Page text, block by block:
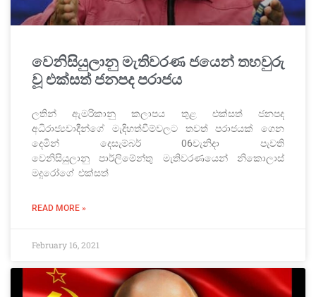
වෙනිසියුලානු මැතිවරණ ජයෙන් තහවුරු
වූ එක්සත් ජනපද පරාජය
ලතින් ඇමරිකානු කලාපය තුළ එක්සත් ජනපද
අධිරාජ්‍යවාදීන්ගේ මැදිහත්වීම්වලට තවත් පරාජයක් ගෙන
දෙමින් දෙසැම්බර් 06වැනිදා පැවති
වෙනිසියුලානු පාර්ලිමේන්තු මැතිවරණයෙන් නිකොලාස්
මදුරෝගේ එක්සත්
READ MORE »
February 16, 2021